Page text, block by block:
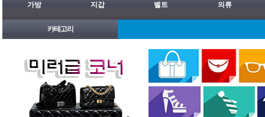
가방 지갑 벨트 의류
카테고리